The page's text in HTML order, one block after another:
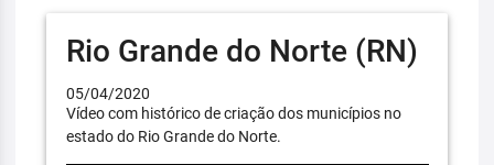
Rio Grande do Norte (RN)
05/04/2020
Vídeo com histórico de criação dos municípios no
estado do Rio Grande do Norte.